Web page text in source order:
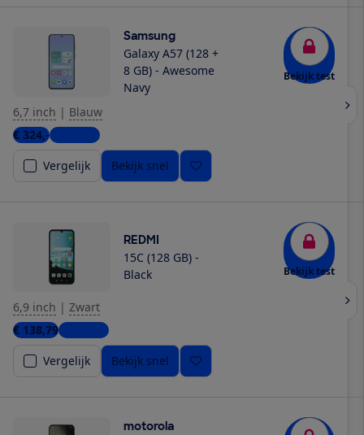
Samsung
Galaxy A57 (128 +
8 GB) - Awesome
Navy
Bekijk test
6,7 inch | Blauw
€ 324,-5 winkels
Vergelijk
Bekijk snel
REDMI
15C (128 GB) -
Black
Bekijk test
6,9 inch | Zwart
€ 138,792 winkels
Vergelijk
Bekijk snel
motorola